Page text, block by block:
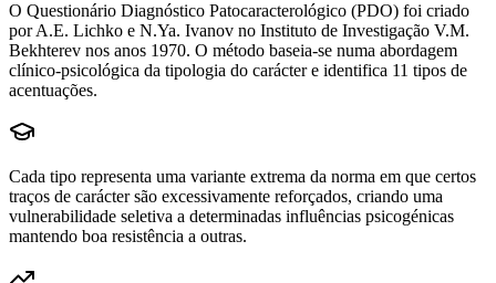
O Questionário Diagnóstico Patocaracterológico (PDO) foi criado
por A.E. Lichko e N.Ya. Ivanov no Instituto de Investigação V.M.
Bekhterev nos anos 1970. O método baseia-se numa abordagem
clínico-psicológica da tipologia do carácter e identifica 11 tipos de
acentuações.
Cada tipo representa uma variante extrema da norma em que certos
traços de carácter são excessivamente reforçados, criando uma
vulnerabilidade seletiva a determinadas influências psicogénicas
mantendo boa resistência a outras.